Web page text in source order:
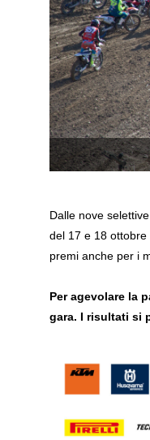
Dalle nove
del 17 e 18
premi anche per i
Per agevolare la
gara. I risultati si